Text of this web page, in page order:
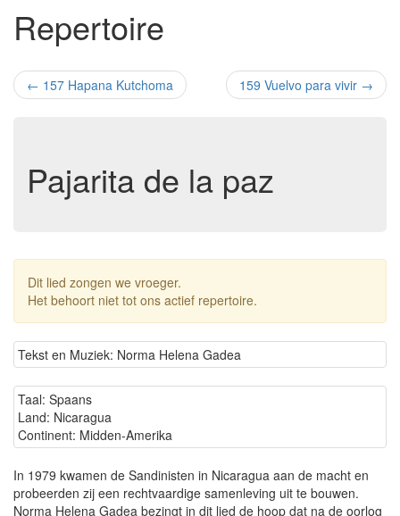
Repertoire
← 157 Hapana Kutchoma 159 Vuelvo para vivir →
Pajarita de la paz
Dit lied zongen we vroeger.
Het behoort niet tot ons actief repertoire.
Tekst en Muziek: Norma Helena Gadea
Taal: Spaans
Land: Nicaragua
Continent: Midden-Amerika
In 1979 kwamen de Sandinisten in Nicaragua aan de macht en
probeerden zij een rechtvaardige samenleving uit te bouwen.
Norma Helena Gadea bezingt in dit lied de hoop dat na de oorlog